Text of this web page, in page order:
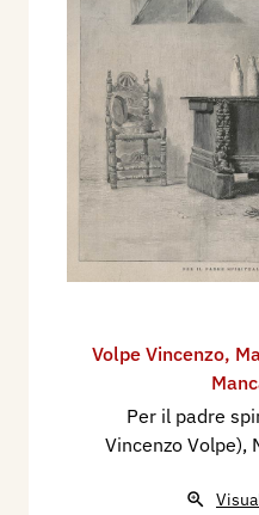
Volpe Vincenzo,
Per il padre
Vincenzo Volpe),